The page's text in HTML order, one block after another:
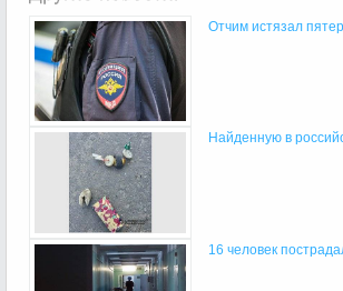
Отчим истязал
Найденную в
16 человек